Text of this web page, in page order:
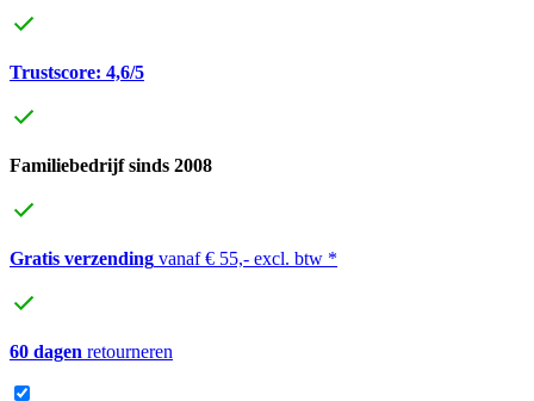
Trustscore: 4,6/5
Familiebedrijf sinds 2008
Gratis verzending vanaf € 55,- excl. btw *
60 dagen retourneren